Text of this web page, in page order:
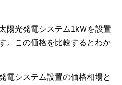
陽光発電システム1kＷを設置
。この価格を比較するとわか
電システム設置の価格相場と